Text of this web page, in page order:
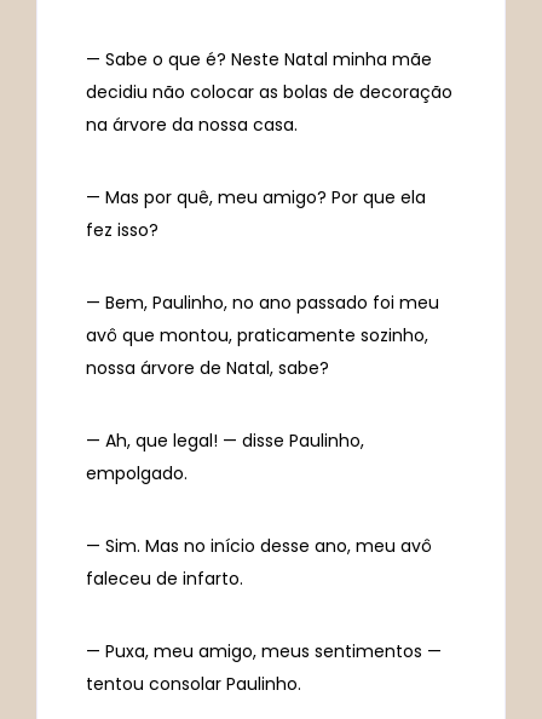
— Sabe o que é? Neste Natal minha mãe
decidiu não colocar as bolas de decoração
na árvore da nossa casa.
— Mas por quê, meu amigo? Por que ela
fez isso?
— Bem, Paulinho, no ano passado foi meu
avô que montou, praticamente sozinho,
nossa árvore de Natal, sabe?
— Ah, que legal! — disse Paulinho,
empolgado.
— Sim. Mas no início desse ano, meu avô
faleceu de infarto.
— Puxa, meu amigo, meus sentimentos —
tentou consolar Paulinho.